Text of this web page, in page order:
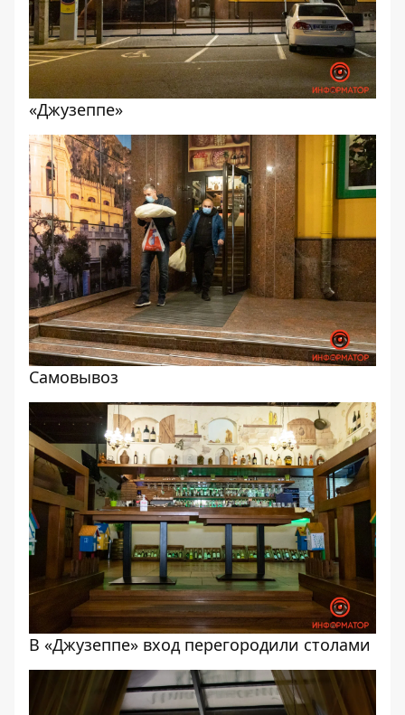
«Джузеппе»
Самовывоз
В «Джузеппе» вход перегородили столами